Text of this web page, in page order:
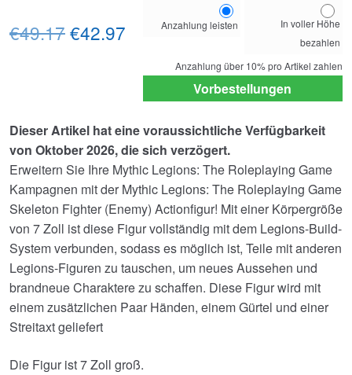
your
option
Anzahlung leisten
In voller Höhe
bezahlen
Anzahlung über 10%pro Artikel zahlen
Vorbestellungen
€49.17Ursprünglicher
€42.97 Aktueller
Dieser Artikel hat eine voraussichtliche Verfügbarkeit
von Oktober 2026, die sich verzögert.
Erweitern Sie Ihre Mythic Legions: The Roleplaying Game
Kampagnen mit der Mythic Legions: The Roleplaying Game
Skeleton Fighter (Enemy) Actionfigur! Mit einer Körpergröße
von 7 Zoll ist diese Figur vollständig mit dem Legions-Build-
System verbunden, sodass es möglich ist, Teile mit anderen
Legions-Figuren zu tauschen, um neues Aussehen und
brandneue Charaktere zu schaffen. Diese Figur wird mit
einem zusätzlichen Paar Händen, einem Gürtel und einer
Streitaxt geliefert
Die Figur ist 7 Zoll groß.